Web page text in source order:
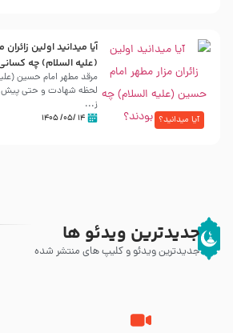
آیا میدانید؟
آیا میدانید اولین
(علیه السلام) چه
مرقد مطهر امام حسین
لحظه شهادت و حتی پیش
ز...
۱۴ /۰۵/ ۱۴۰۵
جدیدترین ویدئو ها
جدیدترین ویدئو و کلیپ های منتشر شده